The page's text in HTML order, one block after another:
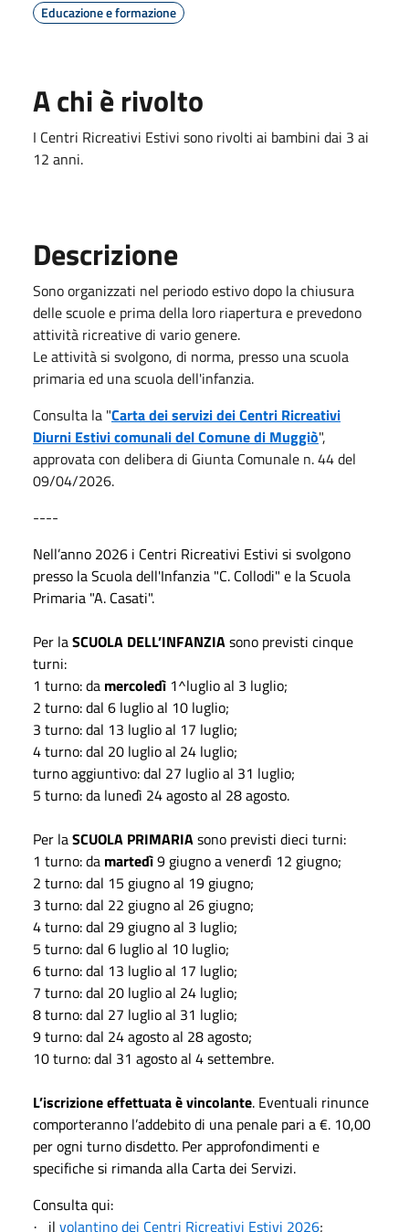
Educazione e formazione
A chi è rivolto
I Centri Ricreativi Estivi sono rivolti ai bambini dai 3 ai
12 anni.
Descrizione
Sono organizzati nel periodo estivo dopo la chiusura
delle scuole e prima della loro riapertura e prevedono
attività ricreative di vario genere.
Le attività si svolgono, di norma, presso una scuola
primaria ed una scuola dell'infanzia.
Consulta la "Carta dei servizi dei Centri Ricreativi
Diurni Estivi comunali del Comune di Muggiò",
approvata con delibera di Giunta Comunale n. 44 del
09/04/2026.
----
Nell’anno 2026 i Centri Ricreativi Estivi si svolgono
presso la Scuola dell'Infanzia "C. Collodi" e la Scuola
Primaria "A. Casati".
Per laSCUOLA DELL’INFANZIAsono previsti cinque
turni:
1 turno: da mercoledì 1^luglio al 3 luglio;
2 turno: dal 6 luglio al 10 luglio;
3 turno: dal 13 luglio al 17 luglio;
4 turno: dal 20 luglio al 24 luglio;
turno aggiuntivo: dal 27 luglio al 31 luglio;
5 turno: da lunedì 24 agosto al 28 agosto.
Per laSCUOLA PRIMARIAsono previsti dieci turni:
1 turno: da martedì9 giugno a venerdì 12 giugno;
2 turno: dal 15 giugno al 19 giugno;
3 turno: dal 22 giugno al 26 giugno;
4 turno: dal 29 giugno al 3 luglio;
5 turno: dal 6 luglio al 10 luglio;
6 turno: dal 13 luglio al 17 luglio;
7 turno: dal 20 luglio al 24 luglio;
8 turno: dal 27 luglio al 31 luglio;
9 turno: dal 24 agosto al 28 agosto;
10 turno: dal 31 agosto al 4 settembre.
L’iscrizione effettuata è vincolante. Eventuali rinunce
comporteranno l’addebito di una penale pari a €. 10,00
per ogni turno disdetto. Per approfondimenti e
specifiche si rimanda alla Carta dei Servizi.
Consulta qui:
· il volantino dei Centri Ricreativi Estivi 2026;